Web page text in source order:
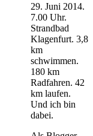
29. Juni 2014.
7.00 Uhr.
Strandbad
Klagenfurt. 3,8
km
schwimmen.
180 km
Radfahren. 42
km laufen.
Und ich bin
dabei.